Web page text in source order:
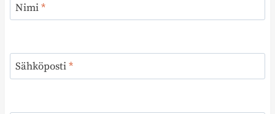
Nimi*
Sähköposti*